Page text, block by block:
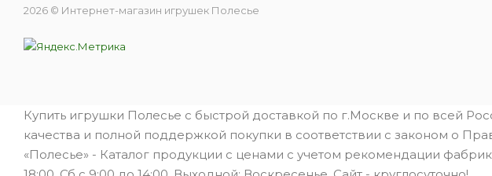
2026 © Интернет-магазин игрушек Полесье
Купить игрушки Полесье с быстрой доставкой по г.Москве и по всей
качества и полной поддержкой покупки в соответствии с законом о
«Полесье» - Каталог продукции с ценами с учетом рекомендации